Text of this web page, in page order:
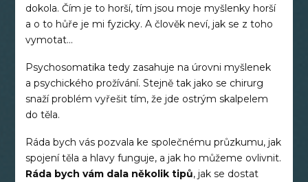
dokola. Čím je to horší, tím jsou moje myšlenky horší
a o to hůře je mi fyzicky. A člověk neví, jak se z toho
vymotat...
Psychosomatika tedy zasahuje na úrovni myšlenek
a psychického prožívání. Stejně tak jako se chirurg
snaží problém vyřešit tím, že jde ostrým skalpelem
do těla.
Ráda bych vás pozvala ke společnému průzkumu, jak
spojení těla a hlavy funguje, a jak ho můžeme ovlivnit.
Ráda bych vám dala několik tipů, jak se dostat